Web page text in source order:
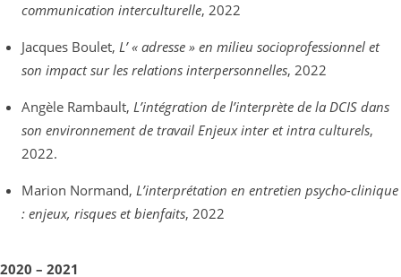
communication interculturelle, 2022
Jacques Boulet, L’ « adresse » en milieu socioprofessionnel et
son impact sur les relations interpersonnelles, 2022
Angèle Rambault, L’intégration de l’interprète de la DCIS dans
son environnement de travail Enjeux inter et intra culturels,
2022.
Marion Normand, L’interprétation en entretien psycho-clinique
: enjeux, risques et bienfaits, 2022
2020 – 2021